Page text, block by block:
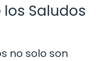
Saludos
no solo son